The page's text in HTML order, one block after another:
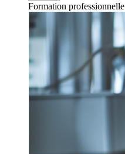
Formation professionnelle